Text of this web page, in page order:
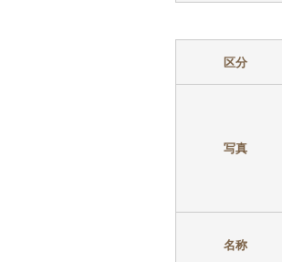
区分
写真
名称